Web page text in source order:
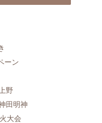
ーン
野
田明神
大会